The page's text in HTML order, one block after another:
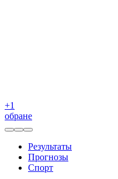
+1
обране
Результаты
Прогнозы
Спорт